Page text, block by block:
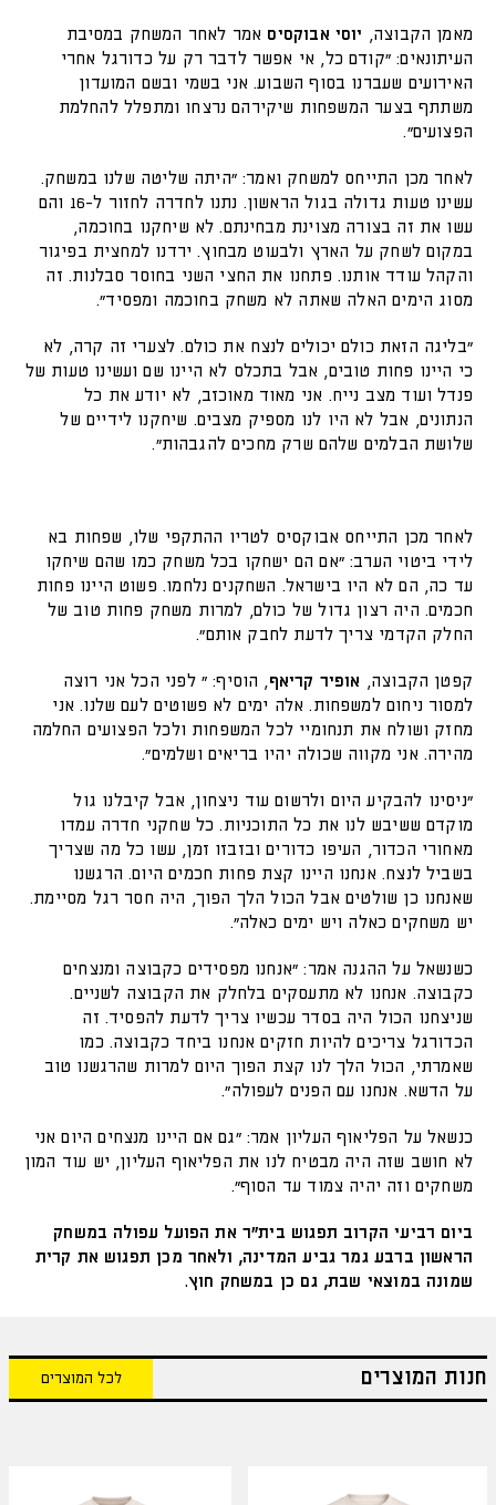
מאמן הקבוצה, יוסי אבוקסיס אמר לאחר המשחק במסיבת
העיתונאים: "קודם כל, אי אפשר לדבר רק על כדורגל אחרי
האירועים שעברנו בסוף השבוע. אני בשמי ובשם המועדון
משתתף בצער המשפחות שיקירהם נרצחו ומתפלל להחלמת
הפצועים".
לאחר מכן התייחס למשחק ואמר: "היתה שליטה שלנו במשחק.
עשינו טעות גדולה בגול הראשון. נתנו לחדרה לחזור ל-16 והם
עשו את זה בצורה מצוינת מבחינתם. לא שיחקנו בחוכמה,
במקום לשחק על הארץ ולבעוט מבחוץ. ירדנו למחצית בפיגור
והקהל עודד אותנו. פתחנו את החצי השני בחוסר סבלנות. זה
מסוג הימים האלה שאתה לא משחק בחוכמה ומפסיד".
"בליגה הזאת כולם יכולים לנצח את כולם. לצערי זה קרה, לא
כי היינו פחות טובים, אבל בתכלס לא היינו שם ועשינו טעות של
פנדל ועוד מצב נייח. אני מאוד מאוכזב, לא יודע את כל
הנתונים, אבל לא היו לנו מספיק מצבים. שיחקנו לידיים של
שלושת הבלמים שלהם שרק מחכים להגבהות".
לאחר מכן התייחס אבוקסיס לטריו ההתקפי שלו, שפחות בא
לידי ביטוי הערב: "אם הם ישחקו בכל משחק כמו שהם שיחקו
עד כה, הם לא היו בישראל. השחקנים נלחמו. פשוט היינו פחות
חכמים. היה רצון גדול של כולם, למרות משחק פחות טוב של
החלק הקדמי צריך לדעת לחבק אותם".
קפטן הקבוצה, אופיר קריאף, הוסיף: " לפני הכל אני רוצה
למסור ניחום למשפחות. אלה ימים לא פשוטים לעם שלנו. אני
מחזק ושולח את תנחומיי לכל המשפחות ולכל הפצועים החלמה
מהירה. אני מקווה שכולה יהיו בריאים ושלמים".
"ניסינו להבקיע היום ולרשום עוד ניצחון, אבל קיבלנו גול
מוקדם ששיבש לנו את כל התוכניות. כל שחקני חדרה עמדו
מאחורי הכדור, העיפו כדורים ובזבזו זמן, עשו כל מה שצריך
בשביל לנצח. אנחנו היינו קצת פחות חכמים היום. הרגשנו
שאנחנו כן שולטים אבל הכול הלך הפוך, היה חסר רגל מסיימת.
יש משחקים כאלה ויש ימים כאלה".
כשנשאל על ההגנה אמר: "אנחנו מפסידים כקבוצה ומנצחים
כקבוצה. אנחנו לא מתעסקים בלחלק את הקבוצה לשניים.
שניצחנו הכול היה בסדר עכשיו צריך לדעת להפסיד. זה
הכדורגל צריכים להיות חזקים אנחנו ביחד כקבוצה. כמו
שאמרתי, הכול הלך לנו קצת הפוך היום למרות שהרגשנו טוב
על הדשא. אנחנו עם הפנים לעפולה".
כנשאל על הפליאוף העליון אמר: "גם אם היינו מנצחים היום אני
לא חושב שזה היה מבטיח לנו את הפליאוף העליון, יש עוד המון
משחקים וזה יהיה צמוד עד הסוף".
ביום רביעי הקרוב תפגוש בית"ר את הפועל עפולה במשחק
הראשון ברבע גמר גביע המדינה, ולאחר מכן תפגוש את קרית
שמונה במוצאי שבת, גם כן במשחק חוץ.
חנות המוצרים לכל המוצרים